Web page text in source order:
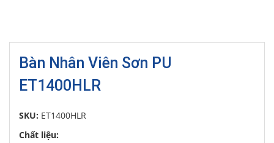
Bàn Nhân Viên Sơn PU
ET1400HLR
SKU: ET1400HLR
Chất liệu: